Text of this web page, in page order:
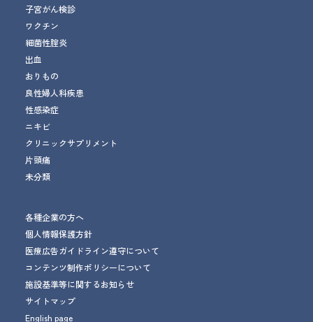
子宮がん検診
ワクチン
細菌性腟炎
出血
おりもの
良性婦人科疾患
性感染症
ニキビ
クリニックサプリメント
片頭痛
未分類
各種企業の方へ
個人情報保護方針
医療広告ガイドライン遵守について
コンテンツ制作ポリシーについて
施設基準等に関するお知らせ
サイトマップ
English page